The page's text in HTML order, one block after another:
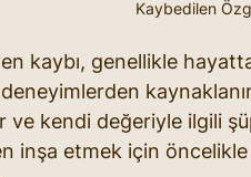
Kaybedilen
kaybı, genellikle hayatta
ve kendi değeriyle ilgili
inşa etmek için